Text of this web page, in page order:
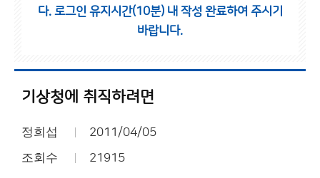
다. 로그인 유지시간(10분) 내 작성 완료하여 주시기
바랍니다.
기상청에 취직하려면
정희섭 2011/04/05
조회수 21915